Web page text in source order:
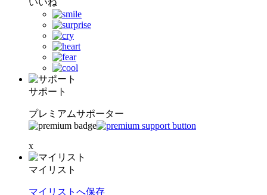
いいね
サポート
プレミアムサポーター
x
マイリスト
マイリストへ保存